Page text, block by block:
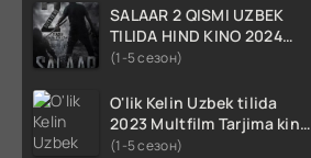
SALAAR 2 QISMI UZBEK
TILIDA HIND KINO 2024
TARJIMA 720p HD Skachat
(1-5 сезон)
O'lik Kelin Uzbek tilida
2023 Multfilm Tarjima kino
skachat
(1-5 сезон)